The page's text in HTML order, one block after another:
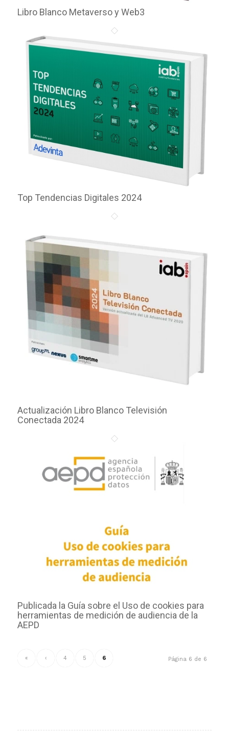
Libro Blanco Metaverso y Web3
Top Tendencias Digitales 2024
Actualización Libro Blanco Televisión
Conectada 2024
Publicada la Guía sobre el Uso de cookies para
herramientas de medición de audiencia de la
AEPD
Página 6 de 6
« ‹ 4 5 6